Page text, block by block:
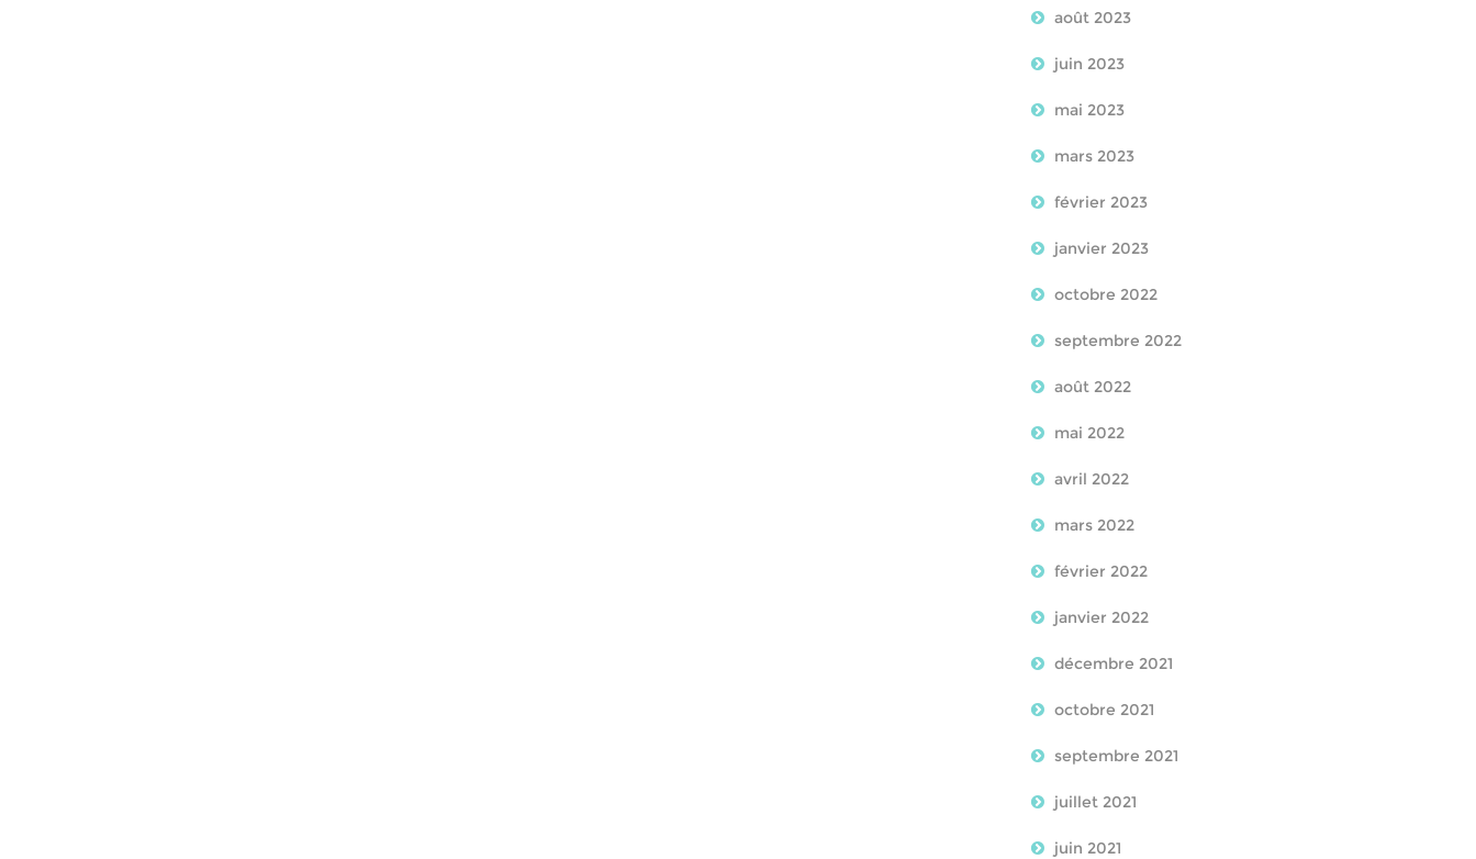
août 2023
juin 2023
mai 2023
mars 2023
février 2023
janvier 2023
octobre 2022
septembre 2022
août 2022
mai 2022
avril 2022
mars 2022
février 2022
janvier 2022
décembre 2021
octobre 2021
septembre 2021
juillet 2021
juin 2021